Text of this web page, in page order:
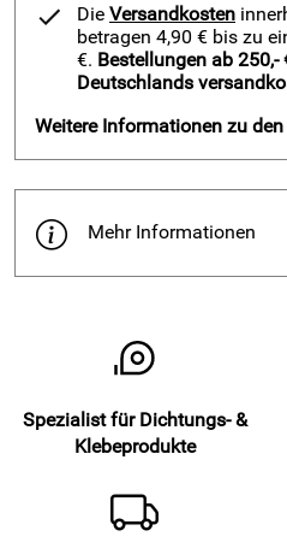
Die Versandkosten
betragen 4,90 € bis zu
€. Bestellungen ab
Deutschlands
Weitere Informationen zu
Mehr Informationen
Spezialist für Dichtungs- &
Klebeprodukte